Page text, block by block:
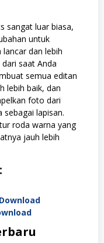
sangat luar biasa,
untuk
dan lebih
saat Anda
semua editan
lebih baik, dan
foto dari
sebagai lapisan.
roda warna yang
jauh lebih